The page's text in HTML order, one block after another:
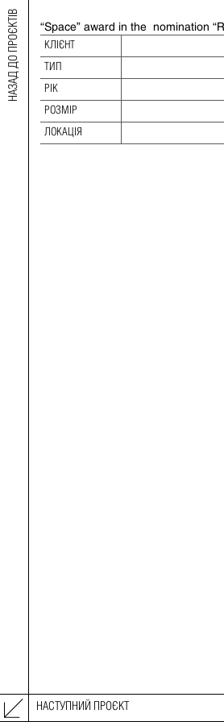
НАЗАД ДО ПРОЄКТІВ
НАСТУПНИЙ ПРОЄКТ
2019 AWARD OF THE
ARCHITECTS OF UKRAINE
ТИП:
РІК:
РОЗМІР:
ЛОКАЦІЯ:
“Space” award in the nomination “R
КЛІЄНТ
ТИП
РІК
РОЗМІР
ЛОКАЦІЯ